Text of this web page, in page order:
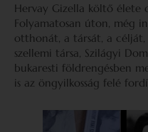
Hervay Gizella költő élete
Folyamatosan úton, még
otthonát, a társát, a
szellemi társa, Szilágyi
bukaresti földrengésben
is az öngyilkosság felé